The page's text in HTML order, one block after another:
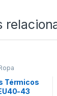
Térmicos
43